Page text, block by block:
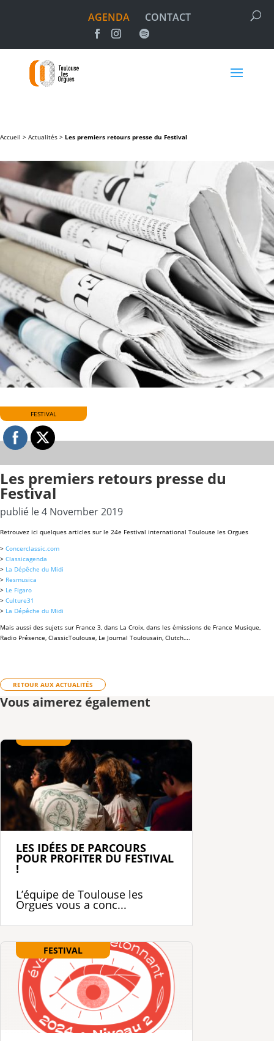
AGENDA CONTACT
Accueil > Actualités > Les premiers retours presse du Festival
FESTIVAL
Les premiers retours presse du
Festival
publié le 4 November 2019
Retrouvez ici quelques articles sur le 24e Festival international Toulouse les Orgues
> Concerclassic.com
> Classicagenda
> La Dépêche du Midi
> Resmusica
> Le Figaro
> Culture31
> La Dépêche du Midi
Mais aussi des sujets sur France 3, dans La Croix, dans les émissions de France Musique,
Radio Présence, ClassicToulouse, Le Journal Toulousain, Clutch….
RETOUR AUX ACTUALITÉS
Vous aimerez également
LES IDÉES DE PARCOURS
POUR PROFITER DU FESTIVAL
!
L’équipe de Toulouse les
Orgues vous a conc...
FESTIVAL